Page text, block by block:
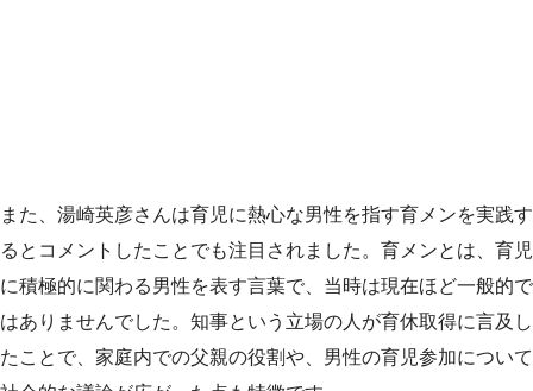
また、湯崎英彦さんは育児に熱心な男性を指す育メンを実践す
るとコメントしたことでも注目されました。育メンとは、育児
に積極的に関わる男性を表す言葉で、当時は現在ほど一般的で
はありませんでした。知事という立場の人が育休取得に言及し
たことで、家庭内での父親の役割や、男性の育児参加について